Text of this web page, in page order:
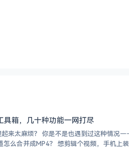
箱，几十种功能一网打尽
的工具，下载的缓存视频找不到文件
在哪，好不容易找到的M3U8视频又不知